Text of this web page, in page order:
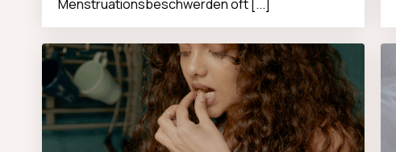
Menstruationsbeschwerden oft [...]